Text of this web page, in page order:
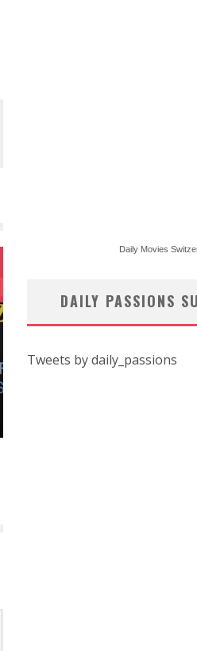
Daily Movies
DAILY PASSIONS
Tweets by daily_passions